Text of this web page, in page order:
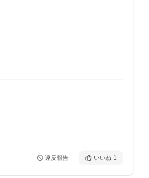
違反報告 いいね 1